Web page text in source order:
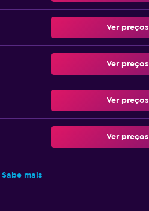
Ver preços
Ver preços
Ver preços
Ver preços
Sabe mais